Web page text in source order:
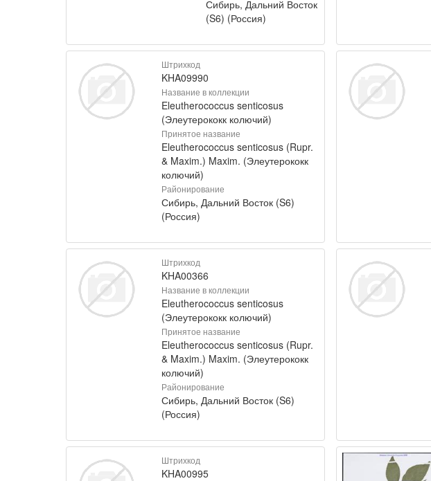
Сибирь, Дальний Восток
(S6) (Россия)
Штрихкод
KHA09990
Название в коллекции
Eleutherococcus senticosus
(Элеутерококк колючий)
Принятое название
Eleutherococcus senticosus (Rupr.
& Maxim.) Maxim. (Элеутерококк
колючий)
Районирование
Сибирь, Дальний Восток (S6)
(Россия)
Штрихкод
KHA00366
Название в коллекции
Eleutherococcus senticosus
(Элеутерококк колючий)
Принятое название
Eleutherococcus senticosus (Rupr.
& Maxim.) Maxim. (Элеутерококк
колючий)
Районирование
Сибирь, Дальний Восток (S6)
(Россия)
Штрихкод
KHA00995